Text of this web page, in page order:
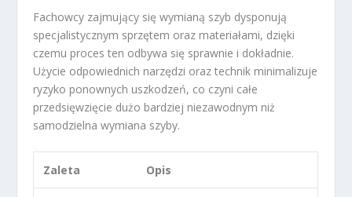
Fachowcy zajmujący się wymianą szyb dysponują
specjalistycznym sprzętem oraz materiałami, dzięki
czemu proces ten odbywa się sprawnie i dokładnie.
Użycie odpowiednich narzędzi oraz technik minimalizuje
ryzyko ponownych uszkodzeń, co czyni całe
przedsięwzięcie dużo bardziej niezawodnym niż
samodzielna wymiana szyby.
Zaleta Opis